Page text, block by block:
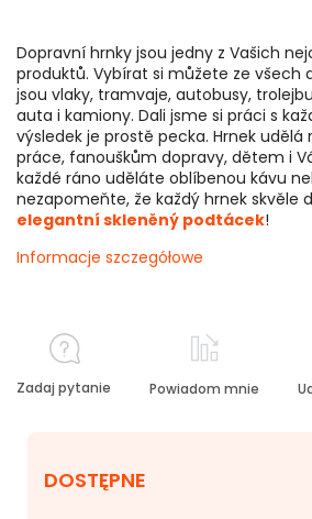
DOSTĘPNE
Dopravní hrnky jsou jedny z Vašich
produktů. Vybírat si můžete ze všech
jsou vlaky, tramvaje, autobusy,
auta i kamiony. Dali jsme si práci s
výsledek je prostě pecka. Hrnek udělá
práce, fanouškům dopravy, dětem i
každé ráno uděláte oblíbenou kávu
nezapomeňte, že každý hrnek skvěle
elegantní skleněný podtácek!
Informacje szczegółowe
Zadaj pytanie Powiadom mnie